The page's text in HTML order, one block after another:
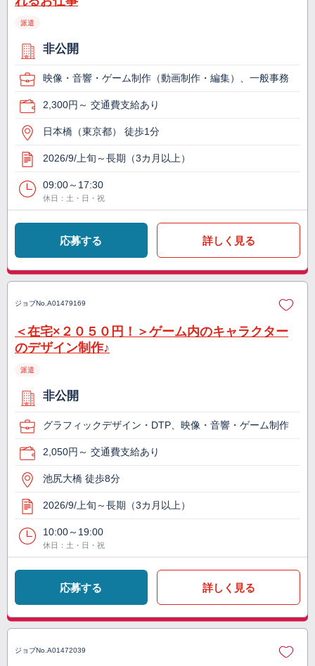
派遣
非公開
映像・音響・ゲーム制作（動画制作・編集）、一般事務
2,300円～ 交通費支給あり
日本橋（東京都） 徒歩1分
2026/9/上旬～長期（3カ月以上）
09:00～17:30
休日：土・日・祝
応募する 詳しく見る
ジョブNo. A01479169
＜在宅×２０５０円！＞ゲーム内のキャラクター
のデザイン制作♪
派遣
非公開
グラフィックデザイン・DTP、映像・音響・ゲーム制作
2,050円～ 交通費支給あり
池尻大橋 徒歩8分
2026/9/上旬～長期（3カ月以上）
10:00～19:00
休日：土・日・祝
応募する 詳しく見る
ジョブNo. A01472039